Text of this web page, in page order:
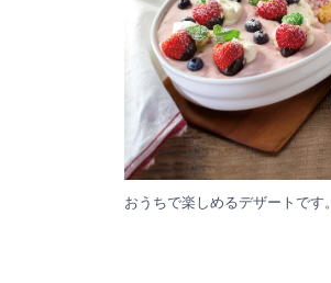
おうちで楽しめるデザートです。